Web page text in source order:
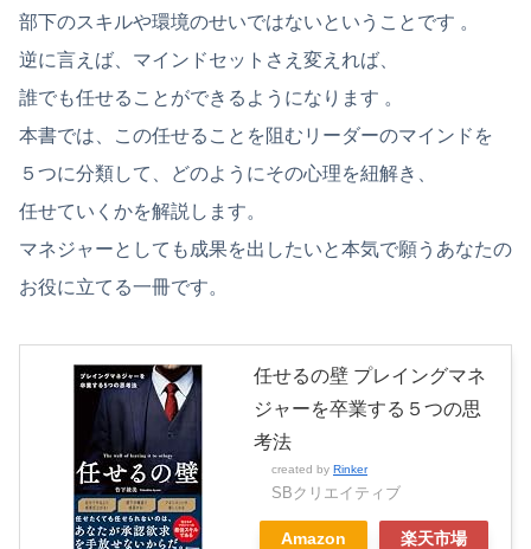
部下のスキルや環境のせいではないということです 。
逆に言えば、 マインドセットさえ変えれば、
誰でも任せることができるようになります 。
本書では、この任せることを阻むリーダーのマインドを
５つに分類して、どのようにその心理を紐解き、
任せていくかを解説します。
マネジャーとしても成果を出したいと本気で願うあなたの
お役に立てる一冊です。
任せるの壁 プレイングマネ
ジャーを卒業する５つの思
考法
created by Rinker
SBクリエイティブ
Amazon 楽天市場